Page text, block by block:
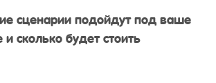
сценарии подойдут под ваше
сколько будет стоить